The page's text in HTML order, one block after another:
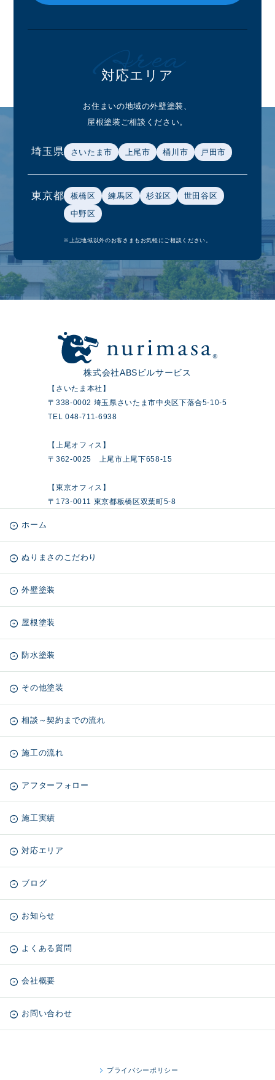
対応エリア
Area
お住まいの地域の外壁塗装、
屋根塗装ご相談ください。
埼玉県 さいたま市 上尾市 桶川市 戸田市
東京都 板橋区 練馬区 杉並区
世田谷区
中野区
※上記地域以外のお客さまもお気軽にご相談ください。
株式会社ABSビルサービス
【さいたま本社】
〒338-0002 埼玉県さいたま市中央区下落合5-10-5
TEL 048-711-6938
【上尾オフィス】
〒362-0025 上尾市上尾下658-15
【東京オフィス】
〒173-0011 東京都板橋区双葉町5-8
ホーム
ぬりまさのこだわり
外壁塗装
屋根塗装
防水塗装
その他塗装
相談～契約までの流れ
施工の流れ
アフターフォロー
施工実績
対応エリア
ブログ
お知らせ
よくある質問
会社概要
お問い合わせ
プライバシーポリシー